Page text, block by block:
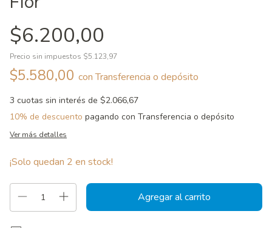
$6.200,00
Precio sin impuestos $5.123,97
$5.580,00 con Transferencia o depósito
3 cuotas sin interés de $2.066,67
10% de descuento pagando con Transferencia o depósito
Ver más detalles
¡Solo quedan 2 en stock!